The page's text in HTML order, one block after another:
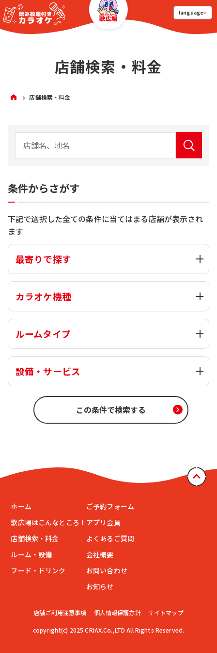
language
店舗検索・料金
HOME店舗検索・料金
条件からさがす
下記で選択した全ての条件に当てはまる店舗が表示され
ます
最寄りで探す
カラオケ機種
ルームタイプ
設備・サービス
ホーム
歌広場はこんなところ！
店舗検索・料金
ルーム・設備
フード・ドリンク
ご予約フォーム
アプリ会員
よくあるご質問
会社概要
お問い合わせ
お知らせ
店舗ご利用注意事項 個人情報保護方針 サイトマップ
copyright(c) 2025 CRIAX.Co.,LTD All Rights Reserved.